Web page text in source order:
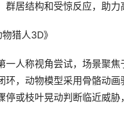
群居结构和受惊反应，助力
猎人3D》
一人称视角尝试，场景聚
环，动物模型采用骨骼动
停或枝叶晃动判断临近威胁